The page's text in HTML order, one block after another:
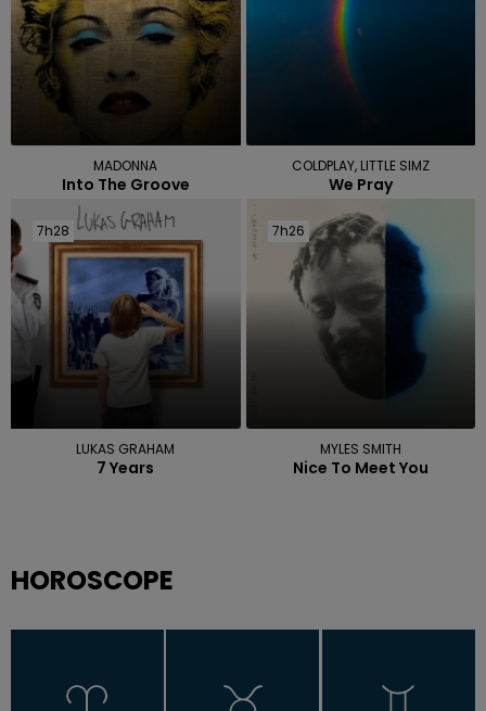
MADONNA
Into The Groove
COLDPLAY, LITTLE SIMZ
We Pray
7h28
7h28
LUKAS GRAHAM
7 Years
7h26
7h26
MYLES SMITH
Nice To Meet You
HOROSCOPE